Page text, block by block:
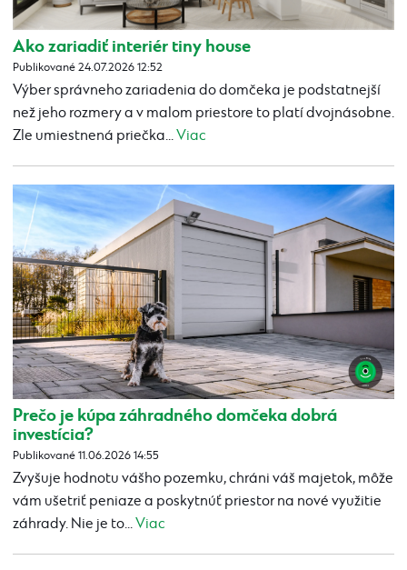
Ako zariadiť interiér tiny house
Publikované 24.07.2026 12:52
Výber správneho zariadenia do domčeka je podstatnejší
než jeho rozmery a v malom priestore to platí dvojnásobne.
Zle umiestnená priečka...Viac
Prečo je kúpa záhradného domčeka dobrá
investícia?
Publikované 11.06.2026 14:55
Zvyšuje hodnotu vášho pozemku, chráni váš majetok, môže
vám ušetriť peniaze a poskytnúť priestor na nové využitie
záhrady. Nie je to...Viac